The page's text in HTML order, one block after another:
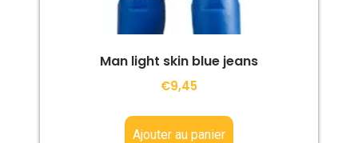
Man light skin blue jeans
€9,45
Ajouter au panier